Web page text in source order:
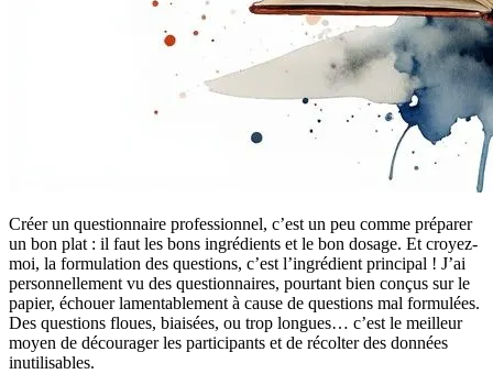
Créer un questionnaire professionnel, c’est un peu comme préparer
un bon plat : il faut les bons ingrédients et le bon dosage. Et croyez-
moi, la formulation des questions, c’est l’ingrédient principal ! J’ai
personnellement vu des questionnaires, pourtant bien conçus sur le
papier, échouer lamentablement à cause de questions mal formulées.
Des questions floues, biaisées, ou trop longues… c’est le meilleur
moyen de décourager les participants et de récolter des données
inutilisables.